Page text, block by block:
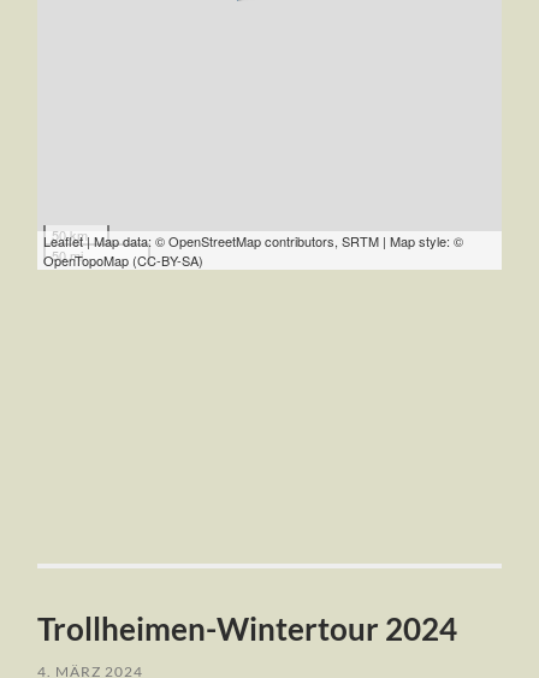
50 km
50 mi
Leaflet | Map data: © OpenStreetMap contributors, SRTM | Map style: ©
OpenTopoMap (CC-BY-SA)
Trollheimen-Wintertour 2024
4. MÄRZ 2024